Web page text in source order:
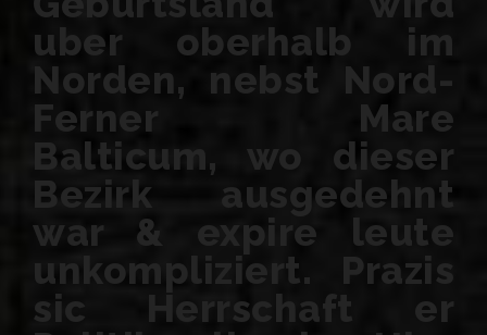
uber oberhalb im
Norden, nebst Nord-
Ferner Mare
Balticum, wo dieser
Bezirk ausgedehnt
war & expire leute
unkompliziert. Prazis
sic Herrschaft er